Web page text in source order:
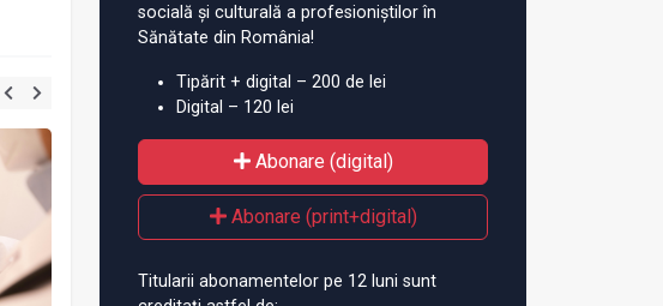
socială și culturală a profesioniștilor în
Sănătate din România!
Tipărit + digital – 200 de lei
Digital – 120 lei
Abonare (digital)
Abonare (print+digital)
Titularii abonamentelor pe 12 luni sunt